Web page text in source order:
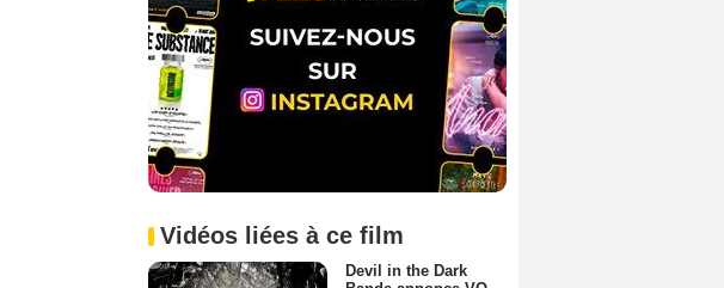
Vidéos liées à ce film
Devil in the Dark